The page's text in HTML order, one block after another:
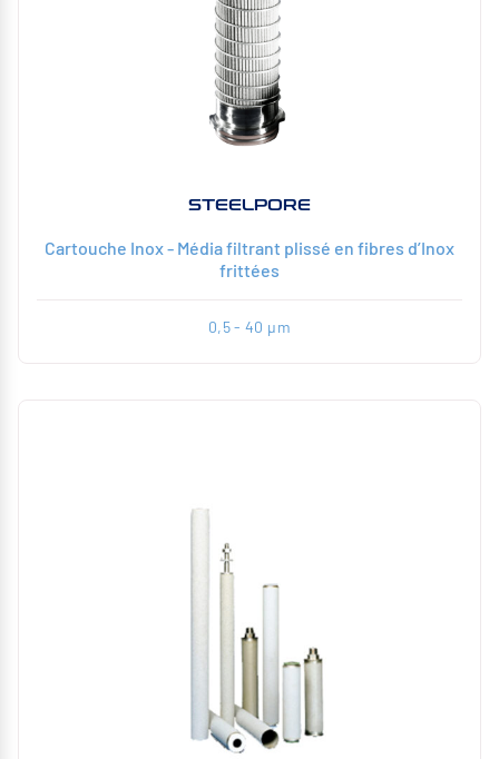
STEELPORE
Cartouche Inox - Média filtrant plissé en fibres d’Inox
frittées
0,5 - 40 µm